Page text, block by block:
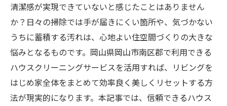
清潔感が実現できていないと感じたことはありません
か？日々の掃除では手が届きにくい箇所や、気づかない
うちに蓄積する汚れは、心地よい住空間づくりの大きな
悩みとなるものです。岡山県岡山市南区郡で利用できる
ハウスクリーニングサービスを活用すれば、リビングを
はじめ家全体をまとめて効率良く美しくリセットする方
法が現実的になります。本記事では、信頼できるハウス